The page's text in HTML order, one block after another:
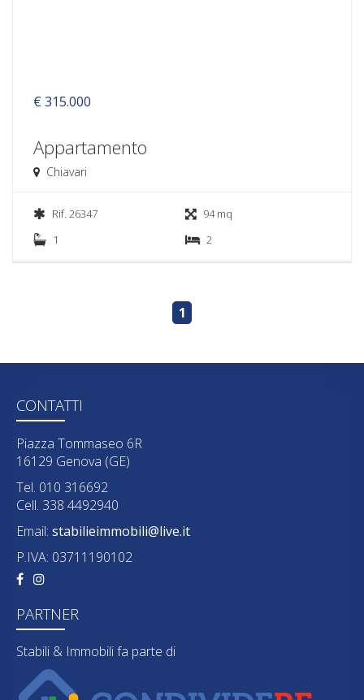
€ 315.000
Appartamento
Chiavari
Rif. 26347
94 mq
1
2
1
CONTATTI
Piazza Tommaseo 6R
16129 Genova (GE)
Tel. 010 316692
Cell. 338 4492940
Email: stabilieimmobili@live.it
P.IVA: 03711190102
PARTNER
Stabili & Immobili fa parte di